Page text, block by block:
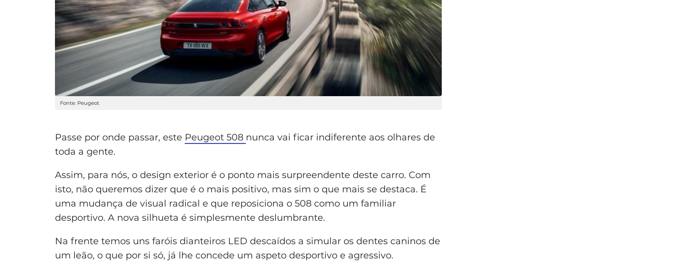
Fonte: Peugeot
Passe por onde passar, este Peugeot 508 nunca vai ficar indiferente aos olhares de
toda a gente.
Assim, para nós, o design exterior é o ponto mais surpreendente deste carro. Com
isto, não queremos dizer que é o mais positivo, mas sim o que mais se destaca. É
uma mudança de visual radical e que reposiciona o 508 como um familiar
desportivo. A nova silhueta é simplesmente deslumbrante.
Na frente temos uns faróis dianteiros LED descaídos a simular os dentes caninos de
um leão, o que por si só, já lhe concede um aspeto desportivo e agressivo.